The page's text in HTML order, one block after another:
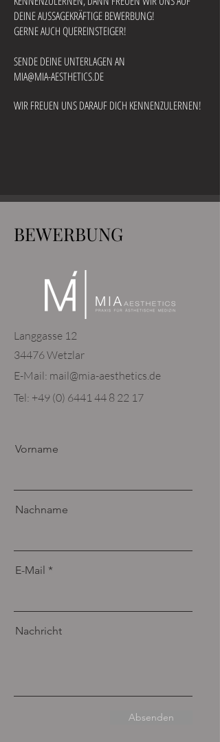
DEINE AUSSAGEKRÄFTIGE BEWERBUNG!
GERNE AUCH QUEREINSTEIGER!
SENDE DEINE UNTERLAGEN AN
MIA@MIA-AESTHETICS.DE
WIR FREUEN UNS DARAUF DICH KENNENZULERNEN!
BEWERBUNG
Langgasse 12
34476 Wetzlar
E-Mail: mail@mia-aesthetics.de
Tel: +49 (0) 6441 44 8 22 17
Vorname
Nachname
E-Mail
Nachricht
Absenden